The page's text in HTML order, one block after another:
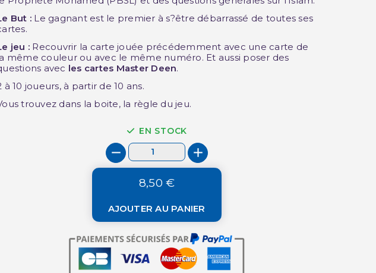
But : Le gagnant est le premier à s?être débarrassé de toutes ses
jeu : Recouvrir la carte jouée précédemment avec une carte de
même couleur ou avec le même numéro. Et aussi poser des
avec les cartes Master Deen.
à 10 joueurs, à partir de 10 ans.
trouvez dans la boite, la règle du jeu.
EN STOCK
8,50 €
AJOUTER AU PANIER